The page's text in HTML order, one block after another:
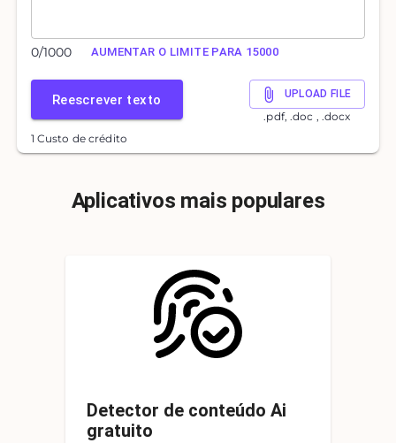
0/1000 AUMENTAR O LIMITE PARA 15000
Reescrever texto UPLOAD FILE
.pdf, .doc , .docx
1 Custo de crédito
Aplicativos mais populares
Detector de conteúdo Ai
gratuito